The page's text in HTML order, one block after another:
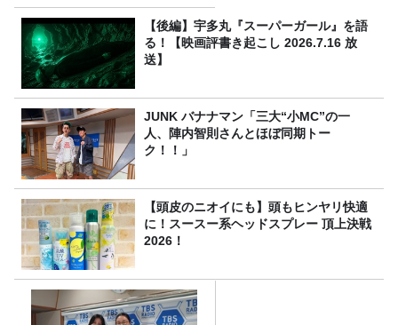
【後編】宇多丸『スーパーガール』を語
る！【映画評書き起こし 2026.7.16 放
送】
JUNK バナナマン「三大“小MC”の一
人、陣内智則さんとほぼ同期トー
ク！！」
【頭皮のニオイにも】頭もヒンヤリ快適
に！スースー系ヘッドスプレー 頂上決戦
2026！